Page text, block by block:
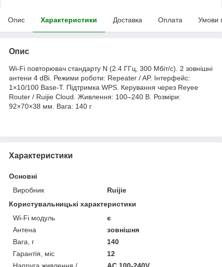
Опис Характеристики Доставка Оплата Умови
Опис
Wi-Fi повторювач стандарту N (2.4 ГГц, 300 Мбіт/с). 2 зовнішні
антени 4 dBi. Режими роботи: Repeater / AP. Інтерфейс:
1×10/100 Base-T. Підтримка WPS. Керування через Reyee
Router / Ruijie Cloud. Живлення: 100–240 В. Розміри:
92×70×38 мм. Вага: 140 г
Характеристики
Основні
Виробник
Ruijie
Користувальницькі характеристики
Wi-Fi модуль
є
Антена
зовнішня
Вага, г
140
Гарантія, міс
12
Напруга живлення /
AC 100-240V